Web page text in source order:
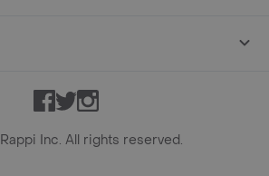
Facebook
TwitterInstagram
Rappi Inc. All rights reserved.